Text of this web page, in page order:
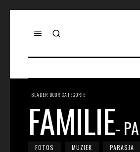
BLADER DOOR CATEGORIE
FAMILIE-
FOTOS MUZIEK PARASJA